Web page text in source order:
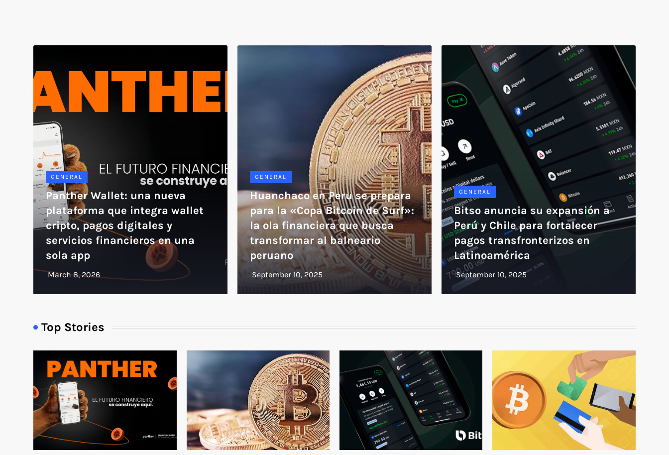
GENERAL
Panther Wallet: una nueva
plataforma que integra wallet
cripto, pagos digitales y
servicios financieros en una
sola app
GENERAL
Huanchaco en Peru se prepara
para la «Copa Bitcoin de Surf»:
la ola financiera que busca
transformar al balneario
peruano
GENERAL
Bitso anuncia su expansión a
Perú y Chile para fortalecer
pagos transfronterizos en
Latinoamérica
Top Stories